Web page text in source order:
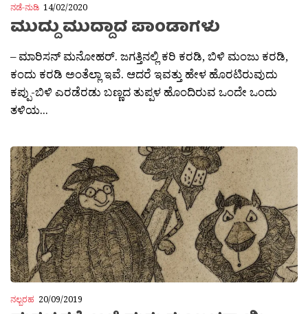
ನಡೆ-ನುಡಿ 14/02/2020
ಮುದ್ದು ಮುದ್ದಾದ ಪಾಂಡಾಗಳು
– ಮಾರಿಸನ್ ಮನೋಹರ್. ಜಗತ್ತಿನಲ್ಲಿ ಕರಿ ಕರಡಿ, ಬಿಳಿ ಮಂಜು ಕರಡಿ,
ಕಂದು ಕರಡಿ ಅಂತೆಲ್ಲಾ ಇವೆ. ಆದರೆ ಇವತ್ತು ಹೇಳ ಹೊರಟಿರುವುದು
ಕಪ್ಪು-ಬಿಳಿ ಎರಡೆರಡು ಬಣ್ಣದ ತುಪ್ಪಳ ಹೊಂದಿರುವ ಒಂದೇ ಒಂದು
ತಳಿಯ...
ನಲ್ಬರಹ 20/09/2019